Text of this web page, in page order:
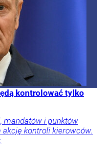
kontrolować tylko
mandatów i punktów
akcję kontroli kierowców.